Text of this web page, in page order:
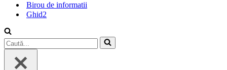
Birou de informatii
Ghid2
Caută...